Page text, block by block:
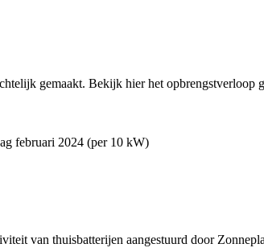
gemaakt. Bekijk hier het opbrengstverloop
februari 2024 (per 10 kW)
van thuisbatterijen aangestuurd door